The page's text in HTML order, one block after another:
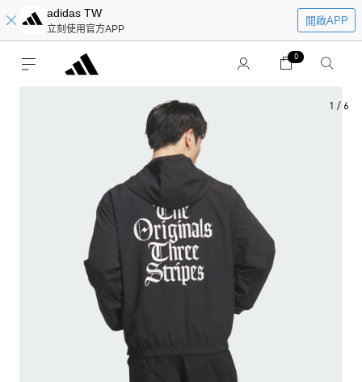
adidas TW
立刻使用官方APP
開啟APP
0
1 / 6